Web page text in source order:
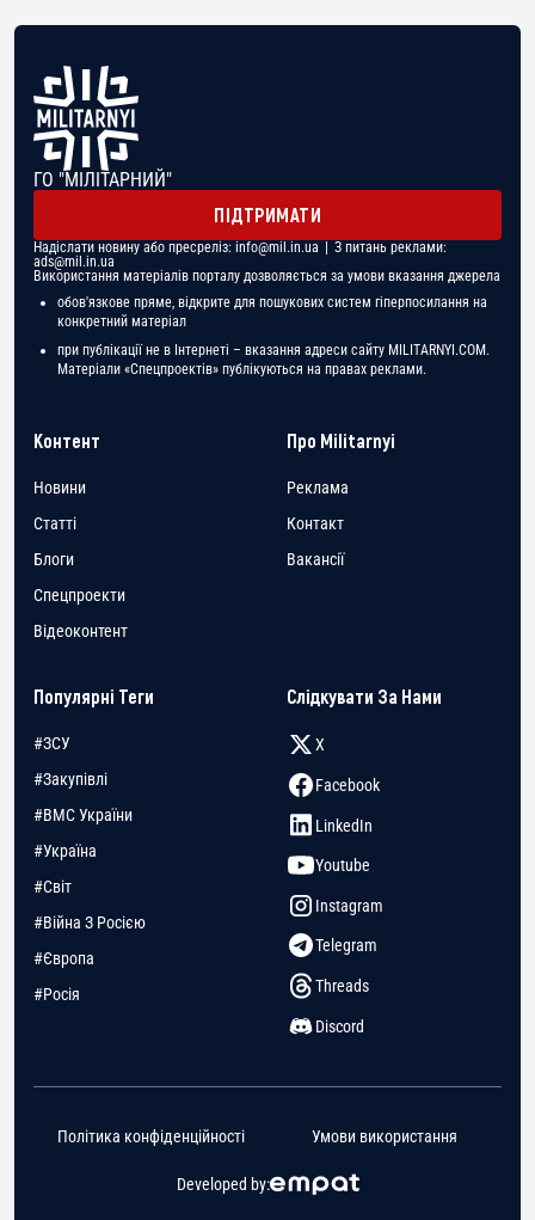
ГО "МІЛІТАРНИЙ"
ПІДТРИМАТИ
Надіслати новину або пресреліз: info@mil.in.ua | З питань реклами:
ads@mil.in.ua
Використання матеріалів порталу дозволяється за умови вказання джерела
обов'язкове пряме, відкрите для пошукових систем гіперпосилання на
конкретний матеріал
при публікації не в Інтернеті – вказання адреси сайту MILITARNYI.COM.
Матеріали «Спецпроектів» публікуються на правах реклами.
Контент
Новини
Статті
Блоги
Спецпроекти
Відеоконтент
Про Militarnyi
Реклама
Контакт
Вакансії
Популярні Теги
#ЗСУ
#Закупівлі
#ВМС України
#Україна
#Світ
#Війна З Росією
#Європа
#Росія
Слідкувати За Нами
X
Facebook
LinkedIn
Youtube
Instagram
Telegram
Threads
Discord
Developed by:
Політика конфіденційності Умови використання